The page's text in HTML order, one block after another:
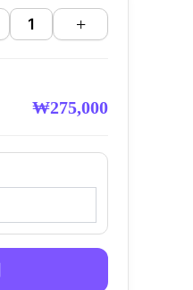
+
₩275,000